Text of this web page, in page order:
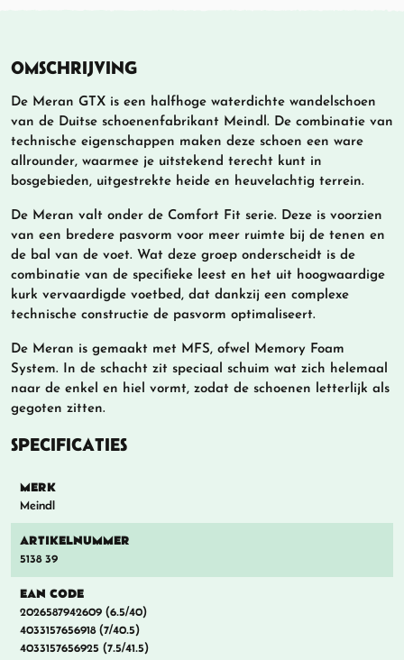
OMSCHRIJVING
De Meran GTX is een halfhoge waterdichte wandelschoen
van de Duitse schoenenfabrikant Meindl. De combinatie van
technische eigenschappen maken deze schoen een ware
allrounder, waarmee je uitstekend terecht kunt in
bosgebieden, uitgestrekte heide en heuvelachtig terrein.
De Meran valt onder de Comfort Fit serie. Deze is voorzien
van een bredere pasvorm voor meer ruimte bij de tenen en
de bal van de voet. Wat deze groep onderscheidt is de
combinatie van de specifieke leest en het uit hoogwaardige
kurk vervaardigde voetbed, dat dankzij een complexe
technische constructie de pasvorm optimaliseert.
De Meran is gemaakt met MFS, ofwel Memory Foam
System. In de schacht zit speciaal schuim wat zich helemaal
naar de enkel en hiel vormt, zodat de schoenen letterlijk als
gegoten zitten.
SPECIFICATIES
MERK
Meindl
ARTIKELNUMMER
5138 39
EAN CODE
2026587942609 (6.5/40)
4033157656918 (7/40.5)
4033157656925 (7.5/41.5)